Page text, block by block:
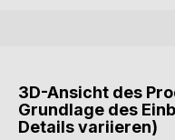
3D-Ansicht des
Grundlage des
Details variieren)